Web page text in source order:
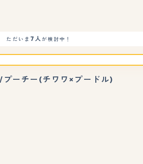
ただいま 7人が検討中！
プーチー(チワワ×プードル)